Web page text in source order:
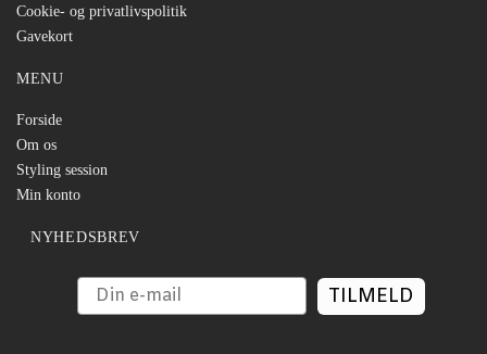
Cookie- og privatlivspolitik
Gavekort
MENU
Forside
Om os
Styling session
Min konto
NYHEDSBREV
TILMELD